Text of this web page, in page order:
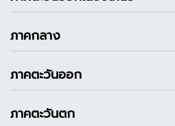
ภาคกลาง
ภาคตะวันออก
ภาคตะวันตก